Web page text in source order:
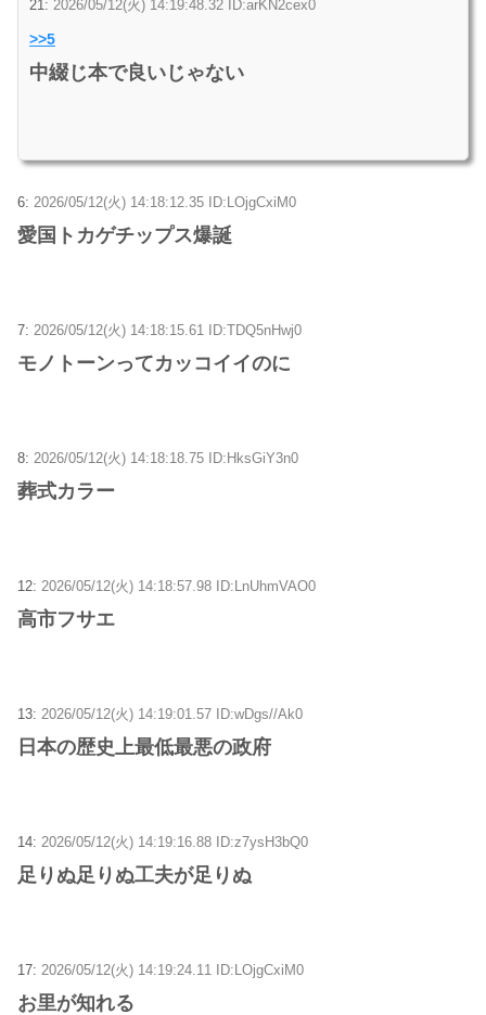
21: 2026/05/12(火) 14:19:48.32 ID:arKN2cex0
>>5
中綴じ本で良いじゃない
6: 2026/05/12(火) 14:18:12.35 ID:LOjgCxiM0
愛国トカゲチップス爆誕
7: 2026/05/12(火) 14:18:15.61 ID:TDQ5nHwj0
モノトーンってカッコイイのに
8: 2026/05/12(火) 14:18:18.75 ID:HksGiY3n0
葬式カラー
12: 2026/05/12(火) 14:18:57.98 ID:LnUhmVAO0
高市フサエ
13: 2026/05/12(火) 14:19:01.57 ID:wDgs//Ak0
日本の歴史上最低最悪の政府
14: 2026/05/12(火) 14:19:16.88 ID:z7ysH3bQ0
足りぬ足りぬ工夫が足りぬ
17: 2026/05/12(火) 14:19:24.11 ID:LOjgCxiM0
お里が知れる